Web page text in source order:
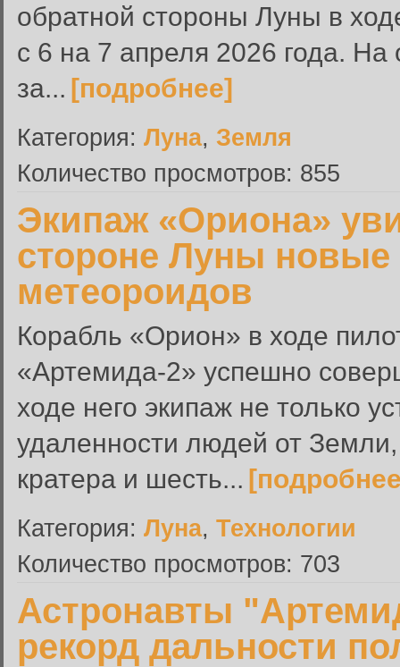
обратной стороны Луны в
с 6 на 7 апреля 2026 года.
за... [подробнее]
Категория: Луна, Земля
Количество просмотров: 855
Экипаж «Ориона»
стороне Луны
метеороидов
Корабль «Орион» в ходе
«Артемида-2» успешно
ходе него экипаж не только
удаленности людей от
кратера и шесть...
Категория: Луна, Технологии
Количество просмотров: 703
Астронавты
рекорд дальности